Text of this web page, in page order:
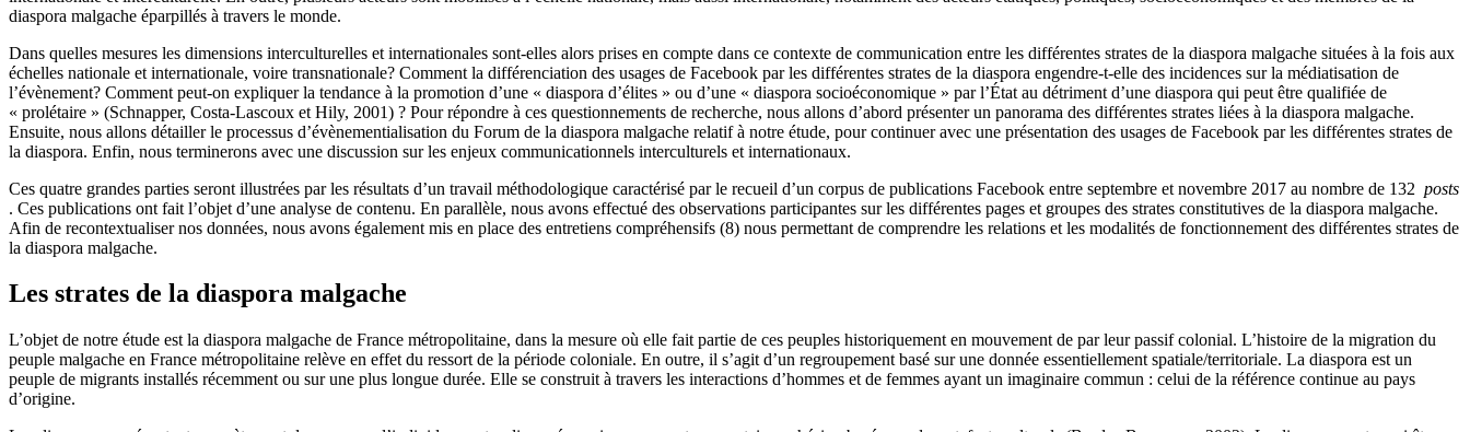
diaspora malgache éparpillés à travers le monde.
Dans quelles mesures les dimensions interculturelles et internationales sont-elles alors prises en compte dans ce contexte de communication entre les différentes strates de la diaspora malgache situées à la fois aux
échelles nationale et internationale, voire transnationale? Comment la différenciation des usages de Facebook par les différentes strates de la diaspora engendre-t-elle des incidences sur la médiatisation de
l’évènement? Comment peut-on expliquer la tendance à la promotion d’une « diaspora d’élites » ou d’une « diaspora socioéconomique » par l’État au détriment d’une diaspora qui peut être qualifiée de
« prolétaire » (Schnapper, Costa-Lascoux et Hily, 2001) ? Pour répondre à ces questionnements de recherche, nous allons d’abord présenter un panorama des différentes strates liées à la diaspora malgache.
Ensuite, nous allons détailler le processus d’évènementialisation du Forum de la diaspora malgache relatif à notre étude, pour continuer avec une présentation des usages de Facebook par les différentes strates de
la diaspora. Enfin, nous terminerons avec une discussion sur les enjeux communicationnels interculturels et internationaux.
Ces quatre grandes parties seront illustrées par les résultats d’un travail méthodologique caractérisé par le recueil d’un corpus de publications Facebook entre septembre et novembre 2017 au nombre de 132 posts
. Ces publications ont fait l’objet d’une analyse de contenu. En parallèle, nous avons effectué des observations participantes sur les différentes pages et groupes des strates constitutives de la diaspora malgache.
Afin de recontextualiser nos données, nous avons également mis en place des entretiens compréhensifs (8) nous permettant de comprendre les relations et les modalités de fonctionnement des différentes strates de
la diaspora malgache.
Les strates de la diaspora malgache
L’objet de notre étude est la diaspora malgache de France métropolitaine, dans la mesure où elle fait partie de ces peuples historiquement en mouvement de par leur passif colonial. L’histoire de la migration du
peuple malgache en France métropolitaine relève en effet du ressort de la période coloniale. En outre, il s’agit d’un regroupement basé sur une donnée essentiellement spatiale/territoriale. La diaspora est un
peuple de migrants installés récemment ou sur une plus longue durée. Elle se construit à travers les interactions d’hommes et de femmes ayant un imaginaire commun : celui de la référence continue au pays
d’origine.